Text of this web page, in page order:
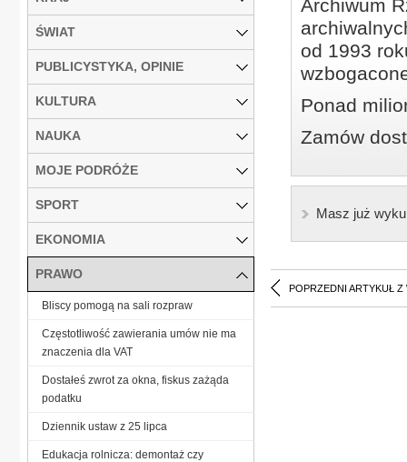
Archiwum
od 1993
Ponad
Zamów
Masz już
POPRZEDNI ARTYKUŁ Z
ŚWIAT
PUBLICYSTYKA, OPINIE
KULTURA
NAUKA
MOJE PODRÓŻE
SPORT
EKONOMIA
PRAWO
Bliscy pomogą na sali rozpraw
Częstotliwość zawierania umów nie ma
znaczenia dla VAT
Dostałeś zwrot za okna, fiskus zażąda
podatku
Dziennik ustaw z 25 lipca
Edukacja rolnicza: demontaż czy